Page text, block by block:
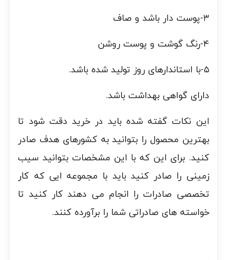
۳-پوست دار باشد و صاف
۴-رنگ گوشت و پوست روشن
۵-با استاندارهای روز تولید شده باشد.
دارای گواهی بهداشت باشد.
این نکات گفته شده باید در خرید دقت شود تا
بهترین محصول را بتوانید به کشورهای هدف صادر
کنید. برای این که با این مشخصات بتوانید سیب
زمینی را صادر کنید باید با مجموعه ایی که کار
تخصصی صادرات را انجام می دهند کار کنید تا
خواسته های صادراتی شما را برآورده کنند.